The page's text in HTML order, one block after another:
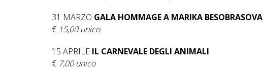
31 MARZO GALA HOMMAGE A MARIKA BESOBRASOVA
€ 15,00 unico
15 APRILE IL CARNEVALE DEGLI ANIMALI
€ 7,00 unico